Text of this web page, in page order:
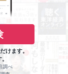
けます。
調べ